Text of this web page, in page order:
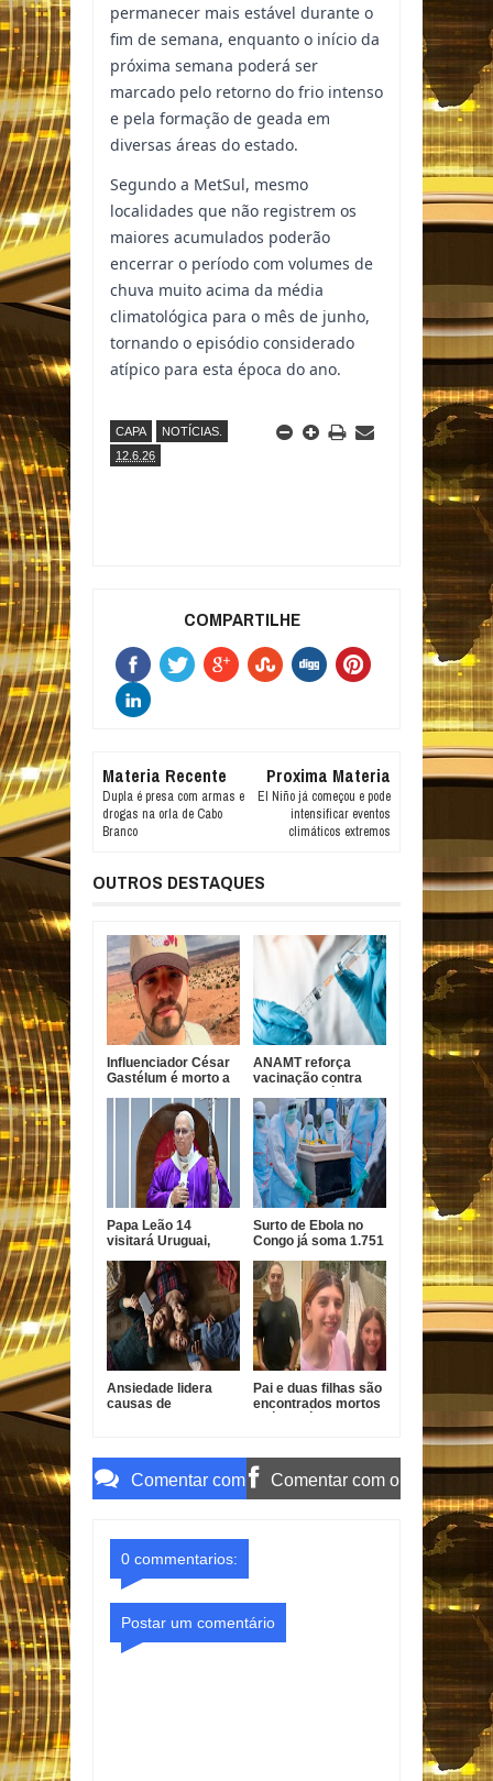
permanecer mais estável durante o
fim de semana, enquanto o início da
próxima semana poderá ser
marcado pelo retorno do frio intenso
e pela formação de geada em
diversas áreas do estado.
Segundo a MetSul, mesmo
localidades que não registrem os
maiores acumulados poderão
encerrar o período com volumes de
chuva muito acima da média
climatológica para o mês de junho,
tornando o episódio considerado
atípico para esta época do ano.
CAPA
NOTÍCIAS.
12.6.26
COMPARTILHE
Materia Recente
Dupla é presa com armas e
drogas na orla de Cabo
Branco
Proxima Materia
El Niño já começou e pode
intensificar eventos
climáticos extremos
OUTROS DESTAQUES
Influenciador César
Gastélum é morto a
ANAMT reforça
vacinação contra
em São Paulo
Papa Leão 14
visitará Uruguai,
novembro
Surto de Ebola no
Congo já soma 1.751
Ansiedade lidera
causas de
Pai e duas filhas são
encontrados mortos
Comentar com Comentar com o
0 commentarios:
Postar um comentário